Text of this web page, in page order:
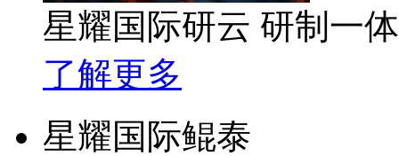
星耀国际研云 研制一
了解更多
星耀国际鲲泰